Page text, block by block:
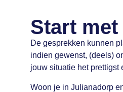
Start
De gesprekken kunnen
indien gewenst, (deels)
jouw situatie het prettigst
Woon je in Julianadorp